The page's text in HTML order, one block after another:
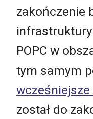
zakończenie
infrastruktury
POPC w
tym samym
został do